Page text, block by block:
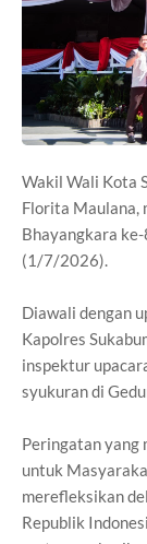
Wakil Wali Kota
Florita Maulana,
Bhayangkara
(1/7/2026).
Diawali dengan
Kapolres
inspektur
syukuran di
Peringatan yang
untuk
merefleksikan
Republik